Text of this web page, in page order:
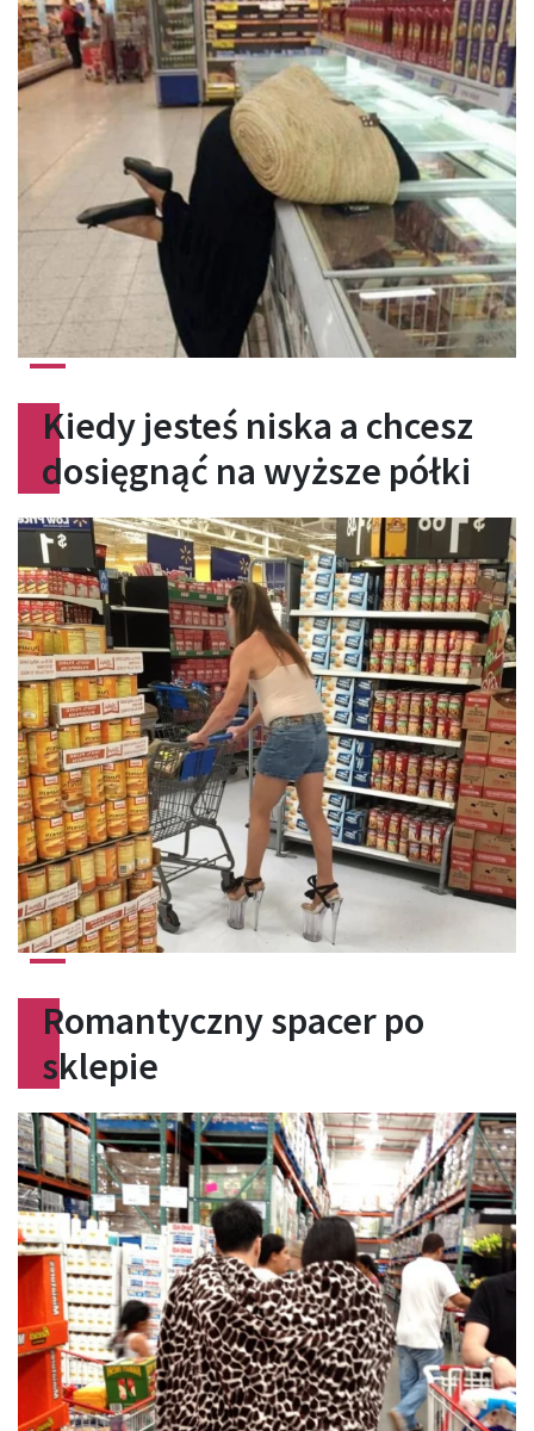
Kiedy jesteś niska a chcesz
dosięgnąć na wyższe półki
Romantyczny spacer po
sklepie